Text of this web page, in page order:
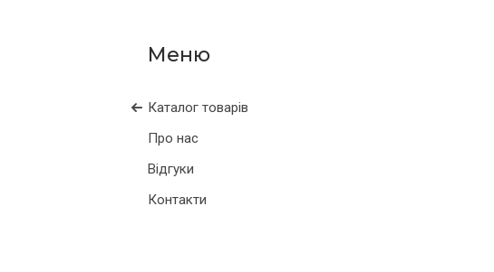
Каталог товарів
Про нас
Відгуки
Контакти